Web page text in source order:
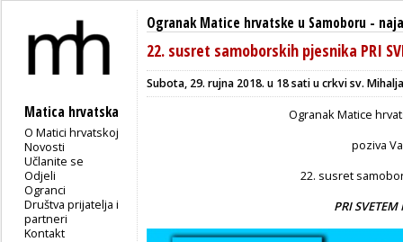
Matica hrvatska
O Matici hrvatskoj
Novosti
Učlanite se
Odjeli
Ogranci
Društva prijatelja i
partneri
Kontakt
Ogranak Matice hrvatske u Samoboru -
22. susret samoborskih pjesnika PRI
Subota, 29. rujna 2018. u 18 sati u crkvi sv.
Ogranak Matice
poziva
22. susret
PRI